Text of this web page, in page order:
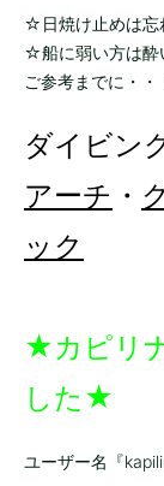
☆日焼け止めは忘
☆船に弱い方は酔
ご参考までに・・
ダイビン
アーチ ・
ック
★カピリ
した★
ユーザー名『